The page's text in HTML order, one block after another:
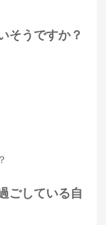
そうですか？
ごしている自